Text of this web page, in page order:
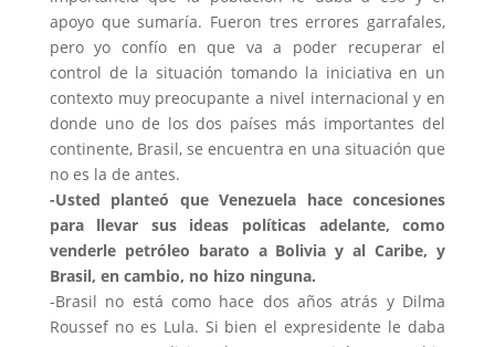
apoyo que sumaría. Fueron tres errores garrafales,
pero yo confío en que va a poder recuperar el
control de la situación tomando la iniciativa en un
contexto muy preocupante a nivel internacional y en
donde uno de los dos países más importantes del
continente, Brasil, se encuentra en una situación que
no es la de antes.
-Usted planteó que Venezuela hace concesiones
para llevar sus ideas políticas adelante, como
venderle petróleo barato a Bolivia y al Caribe, y
Brasil, en cambio, no hizo ninguna.
-Brasil no está como hace dos años atrás y Dilma
Roussef no es Lula. Si bien el expresidente le daba